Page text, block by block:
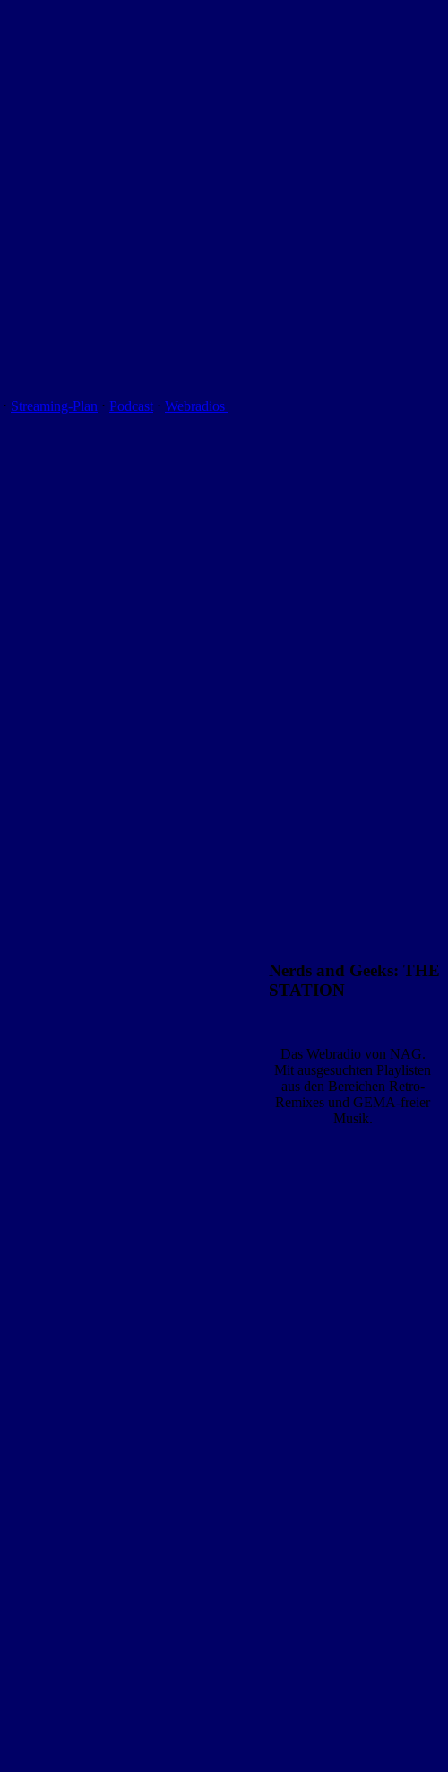
⋅ Streaming-Plan ⋅ Podcast ⋅ Webradios
Nerds and Geeks: THE
STATION
Das Webradio von NAG.
Mit ausgesuchten Playlisten
aus den Bereichen Retro-
Remixes und GEMA-freier
Musik.